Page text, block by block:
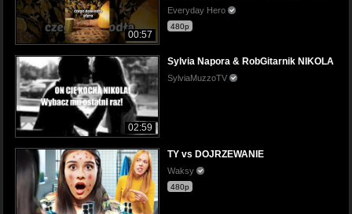
00:57
Everyday Hero
480p
02:59
Sylvia Napora & RobGitarnik NIKOLA
SylviaMuzzoTV
TY vs DOJRZEWANIE
Waksy
480p